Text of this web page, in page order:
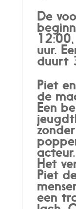
De
uur.
duurt
Piet
de
Een
acteur.
Het
Piet
een